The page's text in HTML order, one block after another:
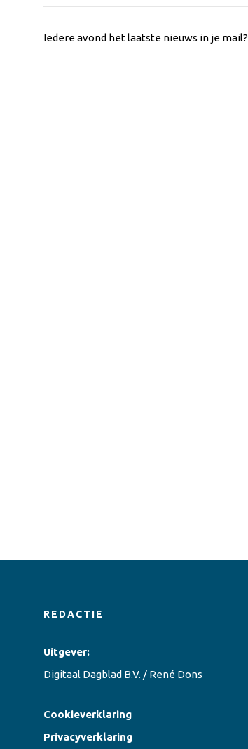
Iedere avond het laatste nieuws in je mail?
REDACTIE
Uitgever:
Digitaal Dagblad B.V. / René Dons
Cookieverklaring
Privacyverklaring